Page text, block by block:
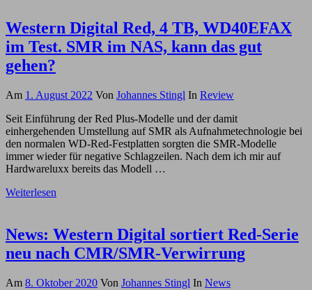
Western Digital Red, 4 TB, WD40EFAX
im Test. SMR im NAS, kann das gut
gehen?
Am 1. August 2022 Von Johannes Stingl In Review
Seit Einführung der Red Plus-Modelle und der damit
einhergehenden Umstellung auf SMR als Aufnahmetechnologie bei
den normalen WD-Red-Festplatten sorgten die SMR-Modelle
immer wieder für negative Schlagzeilen. Nach dem ich mir auf
Hardwareluxx bereits das Modell …
Weiterlesen
News: Western Digital sortiert Red-Serie
neu nach CMR/SMR-Verwirrung
Am 8. Oktober 2020 Von Johannes Stingl In News